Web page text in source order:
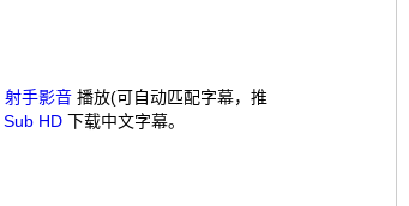
射手影音 播放(可自动匹配字幕，推
Sub HD 下载中文字幕。